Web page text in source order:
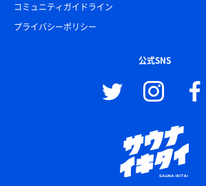
コミュニティガイドライン
プライバシーポリシー
公式SNS